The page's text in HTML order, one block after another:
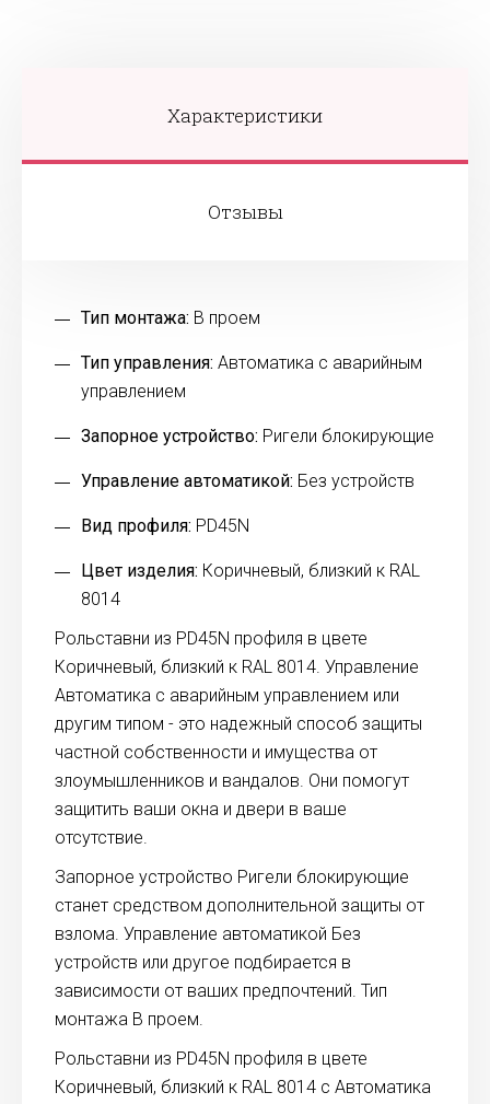
Характеристики
Отзывы
Тип монтажа: В проем
Тип управления: Автоматика с аварийным
управлением
Запорное устройство: Ригели блокирующие
Управление автоматикой: Без устройств
Вид профиля: PD45N
Цвет изделия: Коричневый, близкий к RAL
8014
Рольставни из PD45N профиля в цвете
Коричневый, близкий к RAL 8014. Управление
Автоматика с аварийным управлением или
другим типом - это надежный способ защиты
частной собственности и имущества от
злоумышленников и вандалов. Они помогут
защитить ваши окна и двери в ваше
отсутствие.
Запорное устройство Ригели блокирующие
станет средством дополнительной защиты от
взлома. Управление автоматикой Без
устройств или другое подбирается в
зависимости от ваших предпочтений. Тип
монтажа В проем.
Рольставни из PD45N профиля в цвете
Коричневый, близкий к RAL 8014 с Автоматика